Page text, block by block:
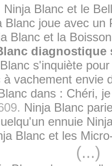
Ninja Blanc et le
Blanc joue avec un
Blanc et la
diagnostique
s'inquiète
à vachement envie
dans : Chéri,
Ninja Blanc
ennuie
Blanc et les
(...)